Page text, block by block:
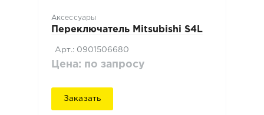
Аксессуары
Переключатель Mitsubishi S4L
Арт.: 0901506680
Цена: по запросу
Заказать